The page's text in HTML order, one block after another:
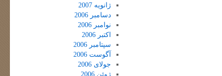
ژانویه 2007
دسامبر 2006
نوامبر 2006
اکتبر 2006
سپتامبر 2006
آگوست 2006
جولای 2006
ژوئن 2006